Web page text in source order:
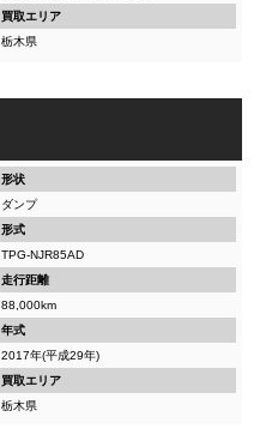
買取エリア
栃木県
形状
ダンプ
形式
TPG-NJR85AD
走行距離
88,000km
年式
2017年(平成29年)
買取エリア
栃木県